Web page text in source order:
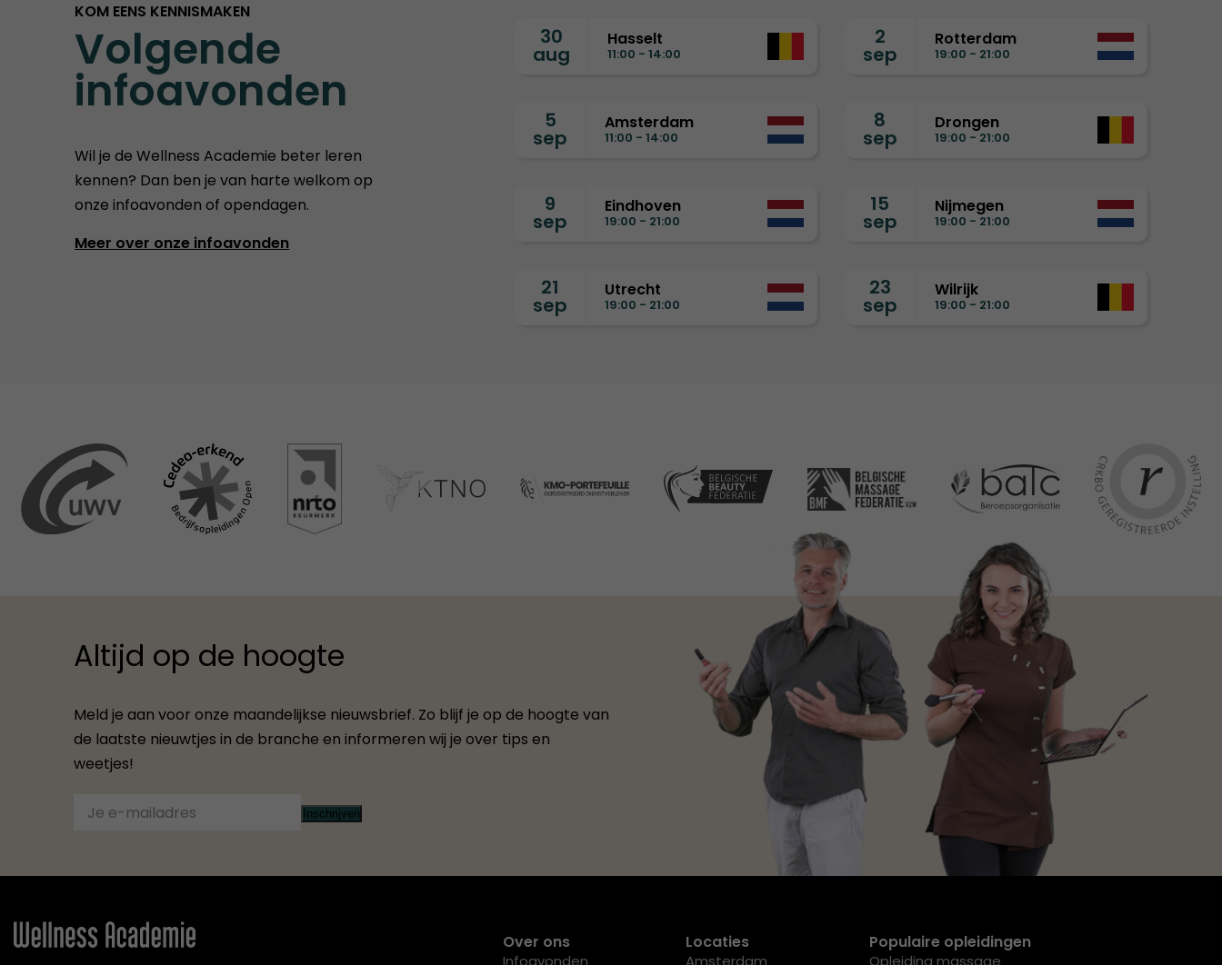
KOM EENS KENNISMAKEN
Volgende
infoavonden
Wil je de Wellness Academie beter leren
kennen? Dan ben je van harte welkom op
onze infoavonden of opendagen.
Meer over onze infoavonden
30
aug
Hasselt
11:00 - 14:00
2
sep
Rotterdam
19:00 - 21:00
5
sep
Amsterdam
11:00 - 14:00
8
sep
Drongen
19:00 - 21:00
9
sep
Eindhoven
19:00 - 21:00
15
sep
Nijmegen
19:00 - 21:00
21
sep
Utrecht
19:00 - 21:00
23
sep
Wilrijk
19:00 - 21:00
Altijd op de hoogte
Meld je aan voor onze maandelijkse nieuwsbrief. Zo blijf je op de hoogte van
de laatste nieuwtjes in de branche en informeren wij je over tips en
weetjes!
Inschrijven
Over ons
Infoavonden
Locaties
Amsterdam
Populaire opleidingen
Opleiding massage